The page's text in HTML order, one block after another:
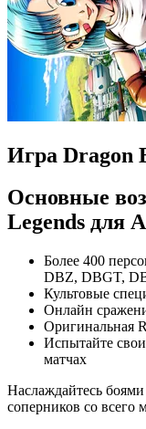
Игра Dragon
Основные
Legends для
Более 400
DBZ, DBGT,
Культовые
Онлайн
Оригинальная
Испытайте
матчах
Наслаждайтесь
соперников со всего